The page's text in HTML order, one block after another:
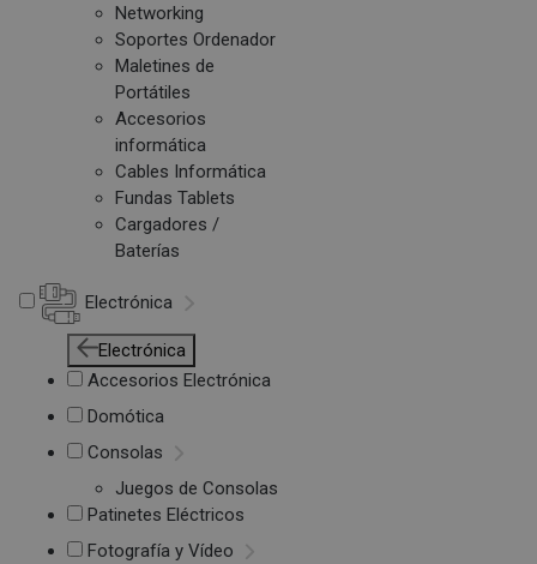
Networking
Soportes Ordenador
Maletines de
Portátiles
Accesorios
informática
Cables Informática
Fundas Tablets
Cargadores /
Baterías
Electrónica
Electrónica
Accesorios Electrónica
Domótica
Consolas
Juegos de Consolas
Patinetes Eléctricos
Fotografía y Vídeo